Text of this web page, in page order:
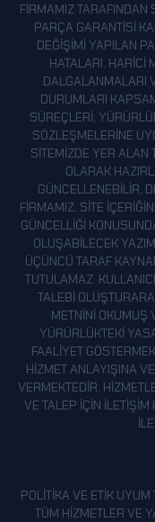
FIRMAMIZ TARAFINDAN
PARÇA GARANTISI
DEĞIŞIMI YAPILAN
HATALARI, HARICI
DALGALANMALARI
DURUMLARI
SÜREÇLERI,
SÖZLEŞMELERINE
SITEMIZDE YER ALAN
OLARAK
GÜNCELLENEBILIR,
FIRMAMIZ, SITE
GÜNCELLIĞI
OLUŞABILECEK
ÜÇÜNCÜ TARAF
TUTULAMAZ.
TALEBI
METNINI OKUMUŞ
YÜRÜRLÜKTEKI
FAALIYET
HIZMET ANLAYIŞINA
VERMEKTEDIR.
VE TALEP IÇIN
POLITIKA VE ETIK
TÜM HIZMETLER VE